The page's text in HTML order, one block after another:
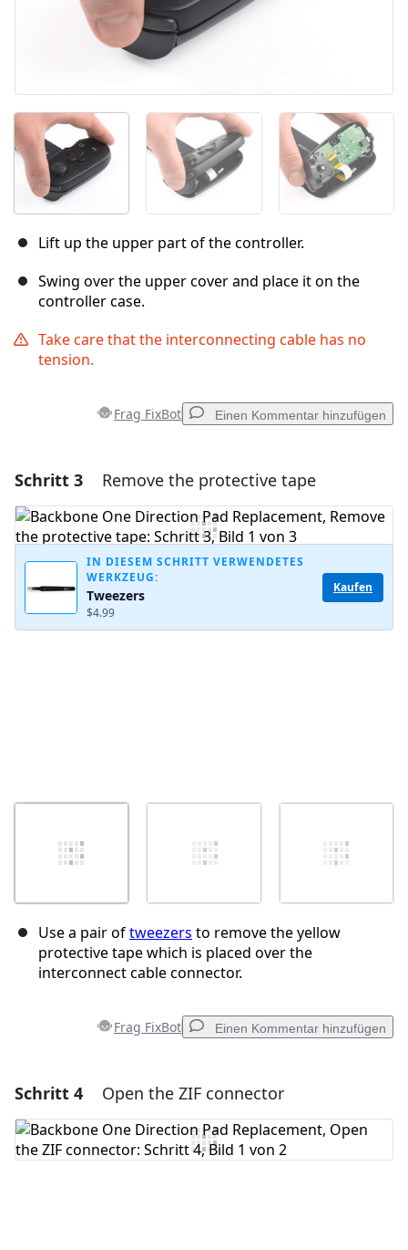
Lift up the upper part of the controller.
Swing over the upper cover and place it on the
controller case.
Take care that the interconnecting cable has no
tension.
Frag FixBot Einen Kommentar hinzufügen
Einen Kommentar hinzufügen
Kommentar hinzufügen
Kommentieren
Schritt 3 Remove the protective tape
IN DIESEM SCHRITT VERWENDETES
WERKZEUG:
Tweezers
$4.99
Kaufen
Use a pair oftweezers to remove the yellow
protective tape which is placed over the
interconnect cable connector.
Frag FixBot Einen Kommentar hinzufügen
Einen Kommentar hinzufügen
Kommentar hinzufügen
Schritt 4 Open the ZIF connector